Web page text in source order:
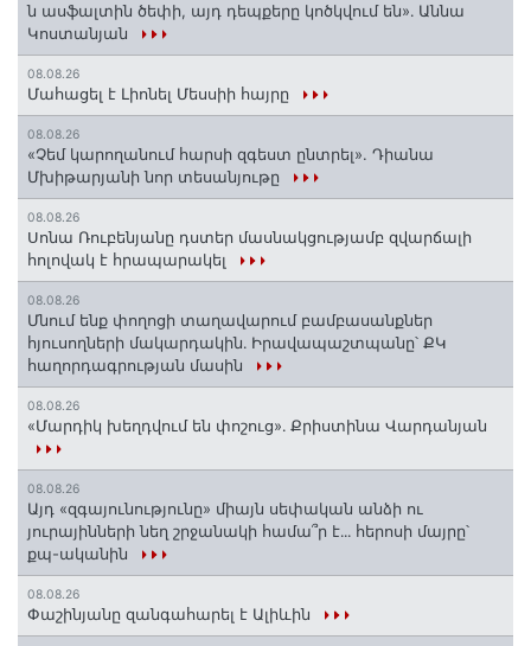
ն ասֆալտին ծեփի, այդ դեպքերը կոծկվում են»․ Աննա
Կոստանյան
08.08.26
Մահացել է Լիոնել Մեսսիի հայրը
08.08.26
«Չեմ կարողանում հարսի զգեստ ընտրել». Դիանա
Մխիթարյանի նոր տեսանյութը
08.08.26
Սոնա Ռուբենյանը դստեր մասնակցությամբ զվարճալի
հոլովակ է հրապարակել
08.08.26
Մնում ենք փողոցի տաղավարում բամբասանքներ
հյուսողների մակարդակին․ Իրավապաշտպանը՝ ՔԿ
հաղորդագրության մասին
08.08.26
«Մարդիկ խեղդվում են փոշուց»․ Քրիստինա Վարդանյան
08.08.26
Այդ «զգայունությունը» միայն սեփական անձի ու
յուրայինների նեղ շրջանակի համա՞ր է․․․ հերոսի մայրը՝
քպ-ականին
08.08.26
Փաշինյանը զանգահարել է Ալիևին